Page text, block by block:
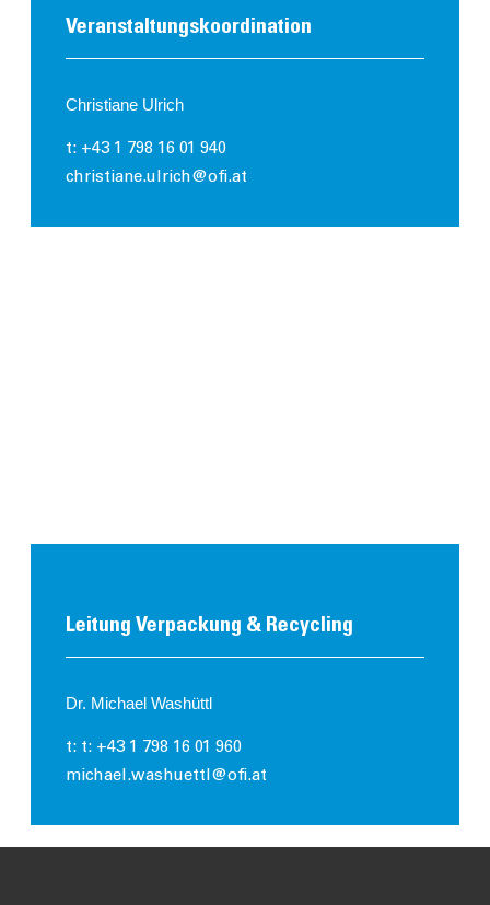
Veranstaltungs­koordination
Christiane Ulrich
t: +43 1 798 16 01 940
christiane.ulrich@ofi.at
Leitung Verpackung & Recycling
Dr. Michael Washüttl
t: t: +43 1 798 16 01 960
michael.washuettl@ofi.at